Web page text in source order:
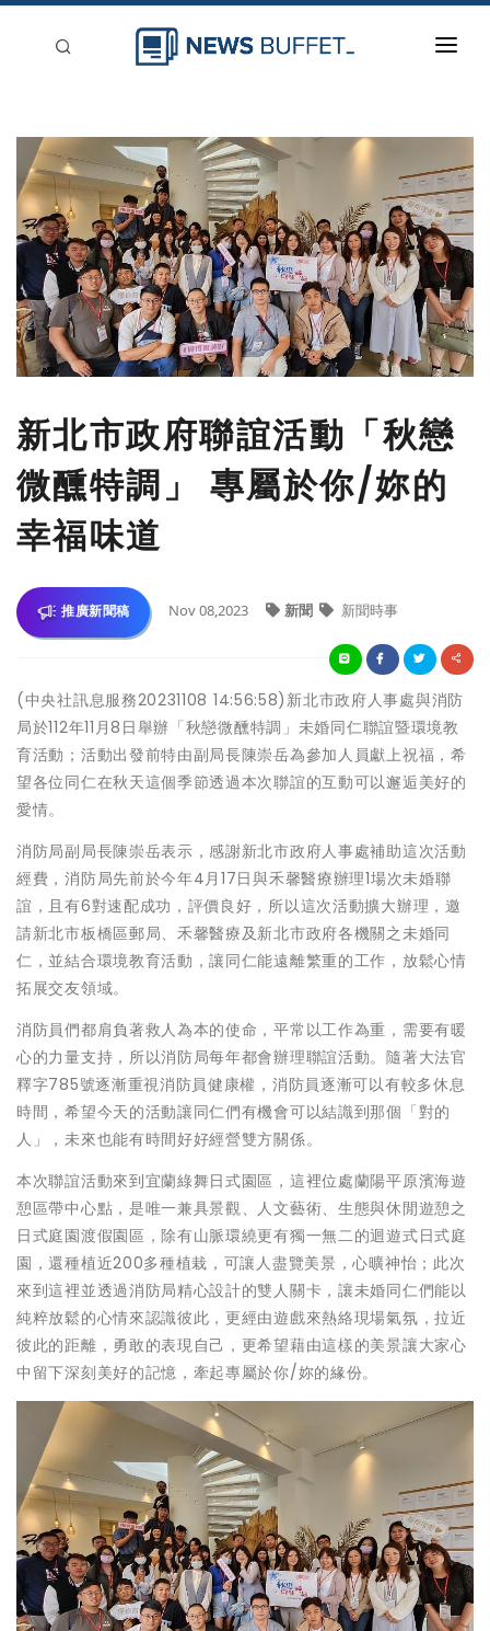
新聞稿分類
登入
刊登
新北市政府聯誼活動「秋戀
微醺特調」 專屬於你/妳的
幸福味道
推廣新聞稿 Nov 08,2023 新聞 新聞時事
(中央社訊息服務20231108 14:56:58)新北市政府人事處與消防
局於112年11月8日舉辦「秋戀微醺特調」未婚同仁聯誼暨環境教
育活動；活動出發前特由副局長陳崇岳為參加人員獻上祝福，希
望各位同仁在秋天這個季節透過本次聯誼的互動可以邂逅美好的
愛情。
消防局副局長陳崇岳表示，感謝新北市政府人事處補助這次活動
經費，消防局先前於今年4月17日與禾馨醫療辦理1場次未婚聯
誼，且有6對速配成功，評價良好，所以這次活動擴大辦理，邀
請新北市板橋區郵局、禾馨醫療及新北市政府各機關之未婚同
仁，並結合環境教育活動，讓同仁能遠離繁重的工作，放鬆心情
拓展交友領域。
消防員們都肩負著救人為本的使命，平常以工作為重，需要有暖
心的力量支持，所以消防局每年都會辦理聯誼活動。隨著大法官
釋字785號逐漸重視消防員健康權，消防員逐漸可以有較多休息
時間，希望今天的活動讓同仁們有機會可以結識到那個「對的
人」，未來也能有時間好好經營雙方關係。
本次聯誼活動來到宜蘭綠舞日式園區，這裡位處蘭陽平原濱海遊
憩區帶中心點，是唯一兼具景觀、人文藝術、生態與休閒遊憩之
日式庭園渡假園區，除有山脈環繞更有獨一無二的迴遊式日式庭
園，還種植近200多種植栽，可讓人盡覽美景，心曠神怡；此次
來到這裡並透過消防局精心設計的雙人關卡，讓未婚同仁們能以
純粹放鬆的心情來認識彼此，更經由遊戲來熱絡現場氣氛，拉近
彼此的距離，勇敢的表現自己，更希望藉由這樣的美景讓大家心
中留下深刻美好的記憶，牽起專屬於你/妳的緣份。